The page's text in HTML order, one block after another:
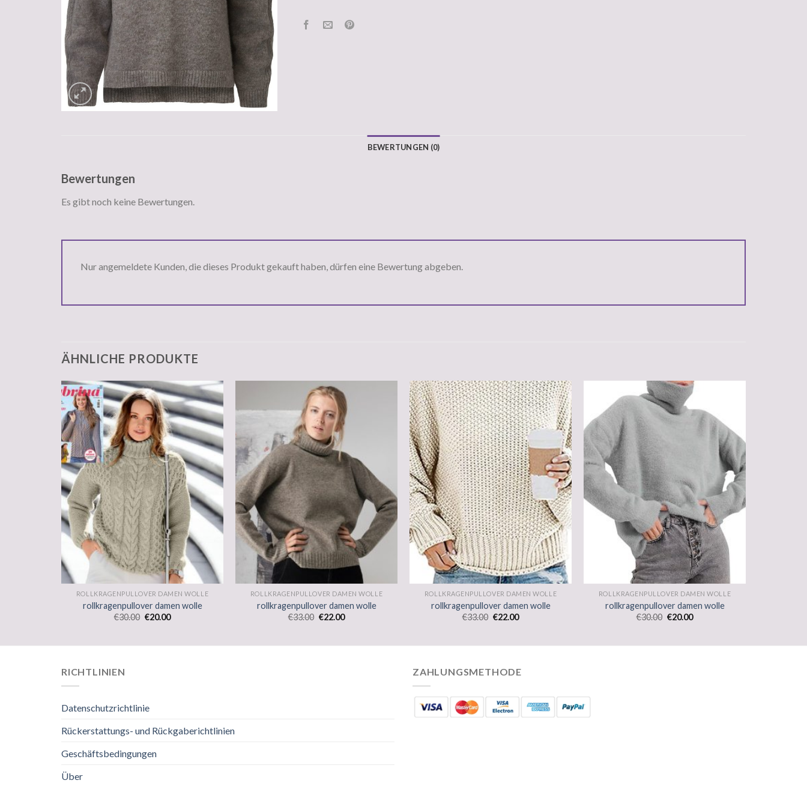
BEWERTUNGEN (0)
Bewertungen
Es gibt noch keine Bewertungen.
Nur angemeldete Kunden, die dieses Produkt gekauft haben, dürfen eine Bewertung abgeben.
ÄHNLICHE PRODUKTE
ROLLKRAGENPULLOVER DAMEN WOLLE
rollkragenpullover damen wolle
€30.00 €20.00
ROLLKRAGENPULLOVER DAMEN WOLLE
rollkragenpullover damen wolle
€33.00 €22.00
ROLLKRAGENPULLOVER DAMEN WOLLE
rollkragenpullover damen wolle
€33.00 €22.00
ROLLKRAGENPULLOVER DAMEN WOLLE
rollkragenpullover damen wolle
€30.00 €20.00
RICHTLINIEN
Datenschutzrichtlinie
Rückerstattungs- und Rückgaberichtlinien
Geschäftsbedingungen
Über
ZAHLUNGSMETHODE